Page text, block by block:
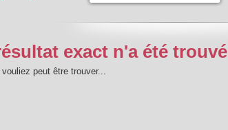
exact n'a été trouvé
peut être trouver...